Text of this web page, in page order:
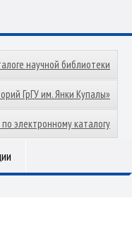
научной библиотеки
ГрГУ им. Янки Купалы»
электронному каталогу